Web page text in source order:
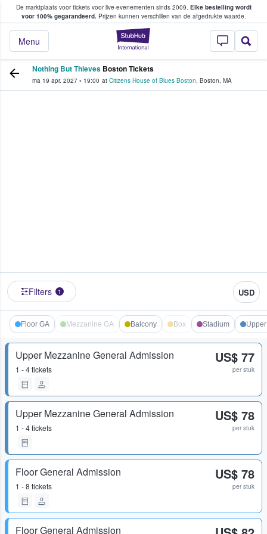
De marktplaats voor tickets voor live-evenementen sinds 2009. Elke bestelling wordt
voor 100% gegarandeerd.Prijzen kunnen verschillen van de afgedrukte waarde.
StubHub: waar
Menu
tickets kopen en verkopen
Nothing But Thieves Boston Tickets
ma 19 apr. 2027 • 19:00 at Citizens House of Blues Boston, Boston, MA
Filters 1 USD
Floor GA Mezzanine GA Balcony Box Stadium
Upper Mezzanine General Admission
1 - 4 tickets
US$ 77
per stuk
Upper Mezzanine General Admission
1 - 4 tickets
US$ 78
per stuk
Floor General Admission
1 - 8 tickets
US$ 78
per stuk
Floor General Admission